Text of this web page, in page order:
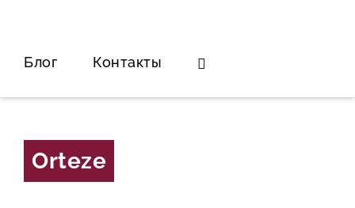
Блог Контакты
Orteze